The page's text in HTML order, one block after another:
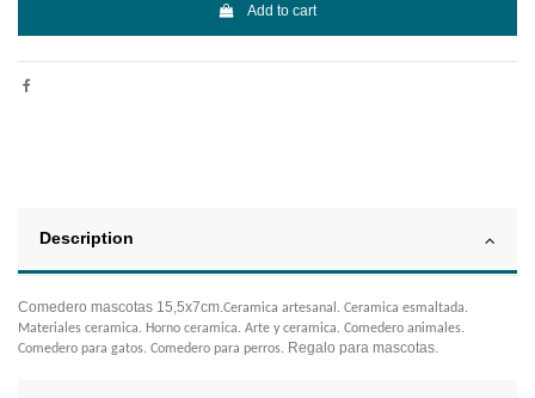
Add to cart
Description
Comedero mascotas 15,5x7cm.Ceramica artesanal. Ceramica esmaltada.
Materiales ceramica. Horno ceramica. Arte y ceramica. Comedero animales.
Comedero para gatos. Comedero para perros. Regalo para mascotas.